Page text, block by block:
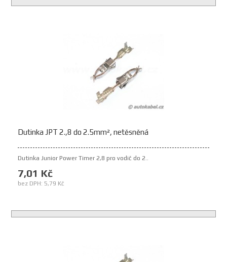
Dutinka JPT 2.,8 do 2.5mm², netěsněná
Dutinka Junior Power Timer 2,8 pro vodič do 2..
7,01 Kč
bez DPH: 5,79 Kč